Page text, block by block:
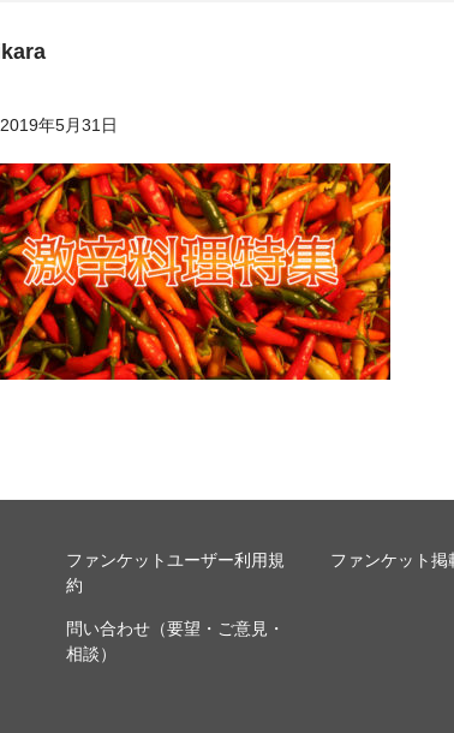
2019年5月31日
ファンケットユーザー利用規
約
ファンケット掲
問い合わせ（要望・ご意見・
相談）